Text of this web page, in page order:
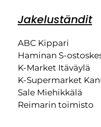
Jakeluständit
ABC Kippari
Haminan S-
K-Market Itäväylä
K-Supermarket
Sale Miehikkälä
Reimarin toimisto